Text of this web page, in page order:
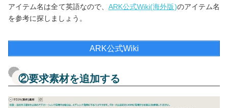
アイテム名は全て英語なので、ARK公式Wiki(海外版)のアイテム名
を参考に探しましょう。
ARK公式Wiki
②要求素材を追加する